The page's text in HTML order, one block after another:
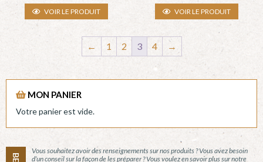
VOIR LE PRODUIT VOIR LE PRODUIT
← 1 2 3 4 →
MON PANIER
Votre panier est vide.
Vous souhaitez avoir des renseignements sur nos produits ? Vous avez besoin
d’un conseil sur la façon de les préparer ? Vous voulez en savoir plus sur notre